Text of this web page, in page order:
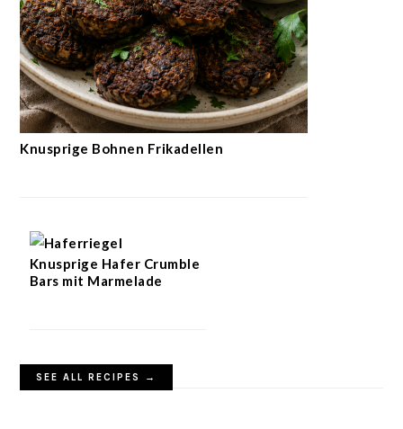
Knusprige Bohnen Frikadellen
Knusprige Hafer Crumble
Bars mit Marmelade
SEE ALL RECIPES →